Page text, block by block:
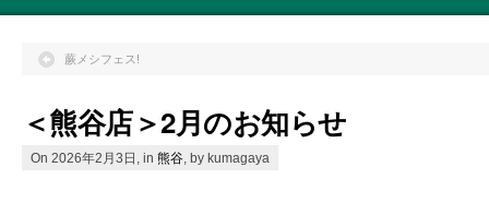
蕨メシフェス!
＜熊谷店＞2月のお知らせ
On 2026年2月3日, in 熊谷 , by kumagaya